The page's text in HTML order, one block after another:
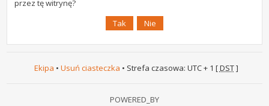
przez tę witrynę?
Ekipa • Usuń ciasteczka • Strefa czasowa: UTC + 1 [DST]
POWERED_BY